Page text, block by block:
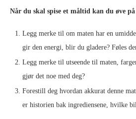
Når du skal spise et måltid kan du øve
Legg merke til om maten har en
gir den energi, blir du gladere? Føles
Legg merke til utseende til maten,
gjør det noe med deg?
Forestill deg hvordan akkurat denne
er historien bak ingrediensene, hvilke